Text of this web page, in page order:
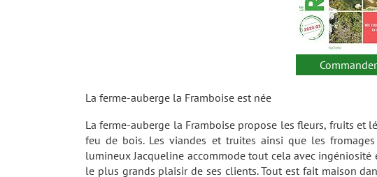
Commander
La ferme-auberge la Framboise est née
La ferme-auberge la Framboise propose les fleurs, fruits
feu de bois. Les viandes et truites ainsi que les
lumineux Jacqueline accommode tout cela avec
le plus grands plaisir de ses clients. Tout est fait maison